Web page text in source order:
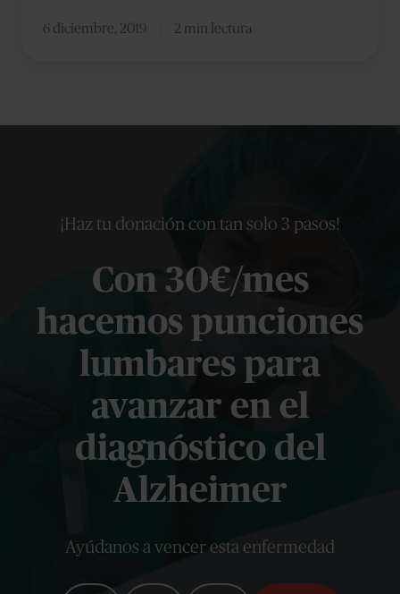
6 diciembre, 2019 2 min lectura
¡Haz tu donación con tan solo 3 pasos!
Con 30€/mes
hacemos punciones
lumbares para
avanzar en el
diagnóstico del
Alzheimer
Ayúdanos a vencer esta enfermedad